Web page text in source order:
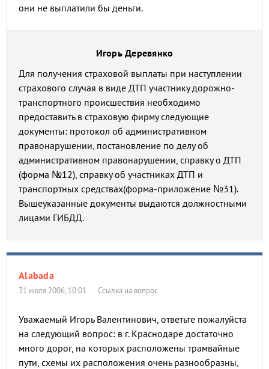
они не выплатили бы деньги.
Игорь Деревянко
Для получения страховой выплаты при наступлении
страхового случая в виде ДТП участнику дорожно-
транспортного происшествия необходимо
предоставить в страховую фирму следующие
документы: протокол об административном
правонарушении, постановление по делу об
административном правонарушении, справку о ДТП
(форма №12), справку об участниках ДТП и
транспортных средствах(форма-приложение №31).
Вышеуказанные документы выдаются должностными
лицами ГИБДД.
Alabada
31 июля 2006, 10:01 Ссылка на вопрос
Уважаемый Игорь Валентинович, ответьте пожалуйста
на следующий вопрос: в г. Краснодаре достаточно
много дорог, на которых расположены трамвайные
пути, схемы их расположения очень разнообразны,